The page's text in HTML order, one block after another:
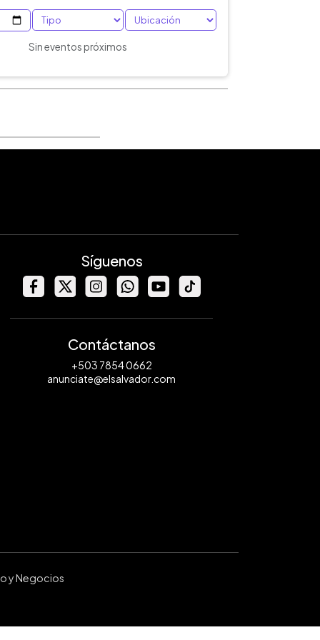
Sin eventos próximos
Síguenos
Contáctanos
+503 7854 0662
anunciate@elsalvador.com
y Negocios